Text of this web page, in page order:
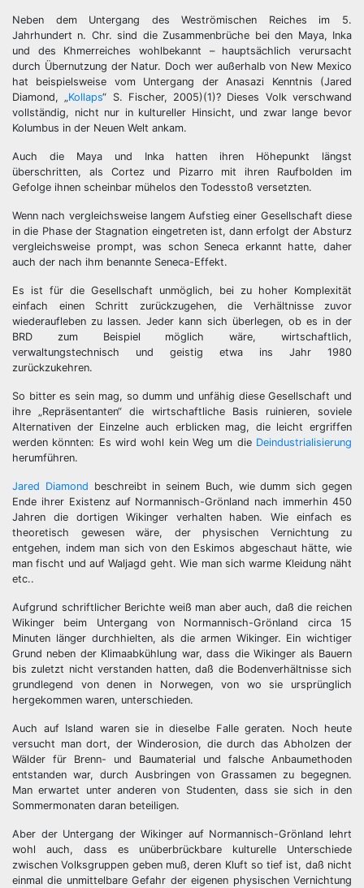
Neben dem Untergang des Weströmischen Reiches im 5.
Jahrhundert n. Chr. sind die Zusammenbrüche bei den Maya, Inka
und des Khmerreiches wohlbekannt – hauptsächlich verursacht
durch Übernutzung der Natur. Doch wer außerhalb von New Mexico
hat beispielsweise vom Untergang der Anasazi Kenntnis (Jared
Diamond, „Kollaps“ S. Fischer, 2005)(1)? Dieses Volk verschwand
vollständig, nicht nur in kultureller Hinsicht, und zwar lange bevor
Kolumbus in der Neuen Welt ankam.
Auch die Maya und Inka hatten ihren Höhepunkt längst
überschritten, als Cortez und Pizarro mit ihren Raufbolden im
Gefolge ihnen scheinbar mühelos den Todesstoß versetzten.
Wenn nach vergleichsweise langem Aufstieg einer Gesellschaft diese
in die Phase der Stagnation eingetreten ist, dann erfolgt der Absturz
vergleichsweise prompt, was schon Seneca erkannt hatte, daher
auch der nach ihm benannte Seneca-Effekt.
Es ist für die Gesellschaft unmöglich, bei zu hoher Komplexität
einfach einen Schritt zurückzugehen, die Verhältnisse zuvor
wiederaufleben zu lassen. Jeder kann sich überlegen, ob es in der
BRD zum Beispiel möglich wäre, wirtschaftlich,
verwaltungstechnisch und geistig etwa ins Jahr 1980
zurückzukehren.
So bitter es sein mag, so dumm und unfähig diese Gesellschaft und
ihre „Repräsentanten“ die wirtschaftliche Basis ruinieren, soviele
Alternativen der Einzelne auch erblicken mag, die leicht ergriffen
werden könnten: Es wird wohl kein Weg um die Deindustrialisierung
herumführen.
Jared Diamond beschreibt in seinem Buch, wie dumm sich gegen
Ende ihrer Existenz auf Normannisch-Grönland nach immerhin 450
Jahren die dortigen Wikinger verhalten haben. Wie einfach es
theoretisch gewesen wäre, der physischen Vernichtung zu
entgehen, indem man sich von den Eskimos abgeschaut hätte, wie
man fischt und auf Waljagd geht. Wie man sich warme Kleidung näht
etc..
Aufgrund schriftlicher Berichte weiß man aber auch, daß die reichen
Wikinger beim Untergang von Normannisch-Grönland circa 15
Minuten länger durchhielten, als die armen Wikinger. Ein wichtiger
Grund neben der Klimaabkühlung war, dass die Wikinger als Bauern
bis zuletzt nicht verstanden hatten, daß die Bodenverhältnisse sich
grundlegend von denen in Norwegen, von wo sie ursprünglich
hergekommen waren, unterschieden.
Auch auf Island waren sie in dieselbe Falle geraten. Noch heute
versucht man dort, der Winderosion, die durch das Abholzen der
Wälder für Brenn- und Baumaterial und falsche Anbaumethoden
entstanden war, durch Ausbringen von Grassamen zu begegnen.
Man erwartet unter anderen von Studenten, dass sie sich in den
Sommermonaten daran beteiligen.
Aber der Untergang der Wikinger auf Normannisch-Grönland lehrt
wohl auch, dass es unüberbrückbare kulturelle Unterschiede
zwischen Volksgruppen geben muß, deren Kluft so tief ist, daß nicht
einmal die unmittelbare Gefahr der eigenen physischen Vernichtung